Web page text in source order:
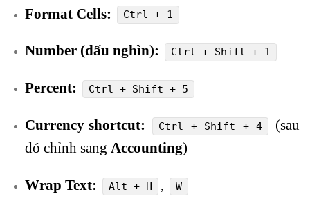
Format Cells: Ctrl + 1
Number (dấu nghìn): Ctrl + Shift + 1
Percent: Ctrl + Shift + 5
Currency shortcut: Ctrl + Shift + 4
(sau
đó chỉnh sang Accounting)
Wrap Text: Alt + H , W